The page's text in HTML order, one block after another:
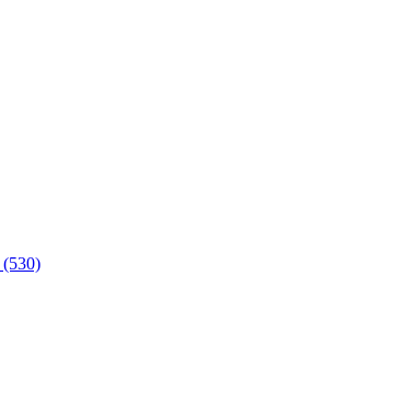
(530)